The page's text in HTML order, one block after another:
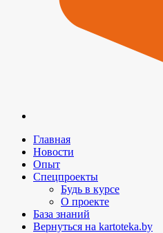
Главная
Новости
Опыт
Спецпроекты
Будь в курсе
О проекте
База знаний
Вернуться на kartoteka.by